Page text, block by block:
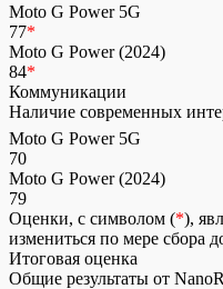
Moto G Power 5G
77*
Moto G Power (2024)
84*
Коммуникации
Наличие современных
Moto G Power 5G
70
Moto G Power (2024)
79
Оценки, с символом (*),
измениться по мере сбора
Итоговая оценка
Общие результаты от